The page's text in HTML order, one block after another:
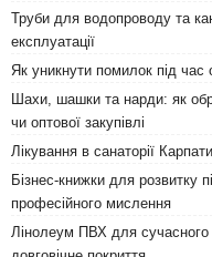
Труби для водопроводу та
експлуатації
Як уникнути помилок під
Шахи, шашки та нарди: як
чи оптової закупівлі
Лікування в санаторії
Бізнес-книжки для розвитку
професійного мислення
Лінолеум ПВХ для сучасного